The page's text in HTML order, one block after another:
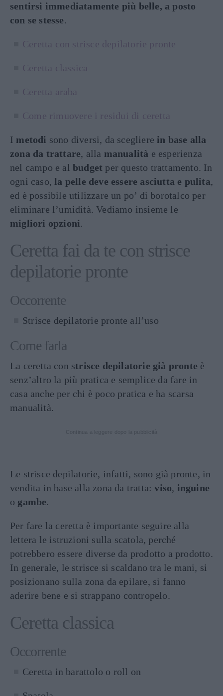
sentirsi immediatamente più belle, a posto
con se stesse.
Ceretta con strisce depilatorie pronte
Ceretta classica
Ceretta araba
Come rimuovere i residui di ceretta
I metodi sono diversi, da scegliere in base alla
zona da trattare, alla manualità e esperienza
nel campo e al budget per questo trattamento. In
ogni caso, la pelle deve essere asciutta e pulita,
ed è possibile utilizzare un po’ di borotalco per
eliminare l’umidità. Vediamo insieme le
migliori opzioni.
Ceretta fai da te con strisce
depilatorie pronte
Occorrente
Strisce depilatorie pronte all’uso
Come farla
La ceretta con strisce depilatorie già pronte è
senz’altro la più pratica e semplice da fare in
casa anche per chi è poco pratica e ha scarsa
manualità.
Le strisce depilatorie, infatti, sono già pronte, in
vendita in base alla zona da tratta:viso, inguine
o gambe.
Per fare la ceretta è importante seguire alla
lettera le istruzioni sulla scatola, perché
potrebbero essere diverse da prodotto a prodotto.
In generale, le strisce si scaldano tra le mani, si
posizionano sulla zona da epilare, si fanno
aderire bene e si strappano contropelo.
Ceretta classica
Occorrente
Ceretta in barattolo o roll on